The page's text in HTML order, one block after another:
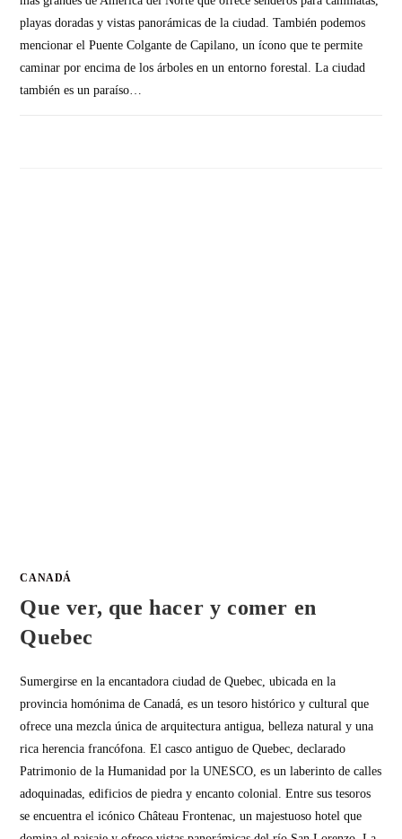
playas doradas y vistas panorámicas de la ciudad. También podemos
mencionar el Puente Colgante de Capilano, un ícono que te permite
caminar por encima de los árboles en un entorno forestal. La ciudad
también es un paraíso…
CANADÁ
Que ver, que hacer y comer en
Quebec
Sumergirse en la encantadora ciudad de Quebec, ubicada en la
provincia homónima de Canadá, es un tesoro histórico y cultural que
ofrece una mezcla única de arquitectura antigua, belleza natural y una
rica herencia francófona. El casco antiguo de Quebec, declarado
Patrimonio de la Humanidad por la UNESCO, es un laberinto de calles
adoquinadas, edificios de piedra y encanto colonial. Entre sus tesoros
se encuentra el icónico Château Frontenac, un majestuoso hotel que